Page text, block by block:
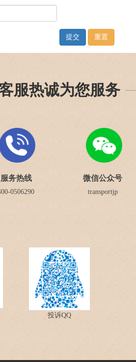
提交 重置
服热诚为您服务
服务热线
0506290
微信公众号
transportjp
投诉QQ